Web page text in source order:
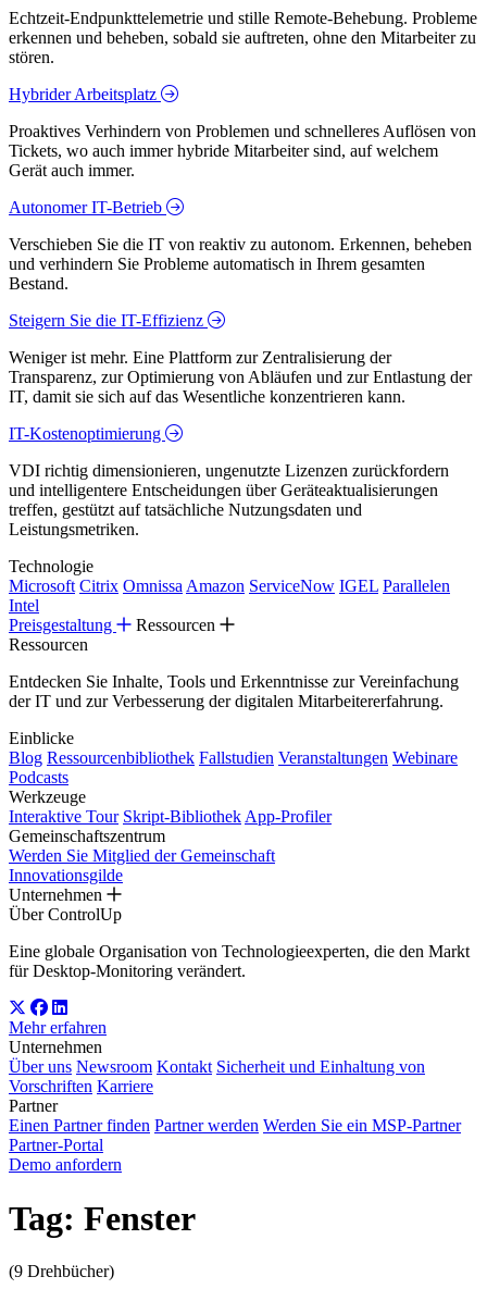
Echtzeit-Endpunkttelemetrie und stille Remote-Behebung. Probleme
erkennen und beheben, sobald sie auftreten, ohne den Mitarbeiter zu
stören.
Hybrider Arbeitsplatz
Proaktives Verhindern von Problemen und schnelleres Auflösen von
Tickets, wo auch immer hybride Mitarbeiter sind, auf welchem
Gerät auch immer.
Autonomer IT-Betrieb
Verschieben Sie die IT von reaktiv zu autonom. Erkennen, beheben
und verhindern Sie Probleme automatisch in Ihrem gesamten
Bestand.
Steigern Sie die IT-Effizienz
Weniger ist mehr. Eine Plattform zur Zentralisierung der
Transparenz, zur Optimierung von Abläufen und zur Entlastung der
IT, damit sie sich auf das Wesentliche konzentrieren kann.
IT-Kostenoptimierung
VDI richtig dimensionieren, ungenutzte Lizenzen zurückfordern
und intelligentere Entscheidungen über Geräteaktualisierungen
treffen, gestützt auf tatsächliche Nutzungsdaten und
Leistungsmetriken.
Technologie
Microsoft Citrix Omnissa Amazon ServiceNow IGEL Parallelen
Intel
Preisgestaltung
Ressourcen
Ressourcen
Entdecken Sie Inhalte, Tools und Erkenntnisse zur Vereinfachung
der IT und zur Verbesserung der digitalen Mitarbeitererfahrung.
Einblicke
Blog Ressourcenbibliothek Fallstudien Veranstaltungen Webinare
Podcasts
Werkzeuge
Interaktive Tour Skript-Bibliothek App-Profiler
Gemeinschaftszentrum
Werden Sie Mitglied der Gemeinschaft
Innovationsgilde
Unternehmen
Über ControlUp
Eine globale Organisation von Technologieexperten, die den Markt
für Desktop-Monitoring verändert.
Mehr erfahren
Unternehmen
Über uns Newsroom Kontakt Sicherheit und Einhaltung von
Vorschriften Karriere
Partner
Einen Partner finden Partner werden Werden Sie ein MSP-Partner
Partner-Portal
Demo anfordern
Tag: Fenster
(9 Drehbücher)